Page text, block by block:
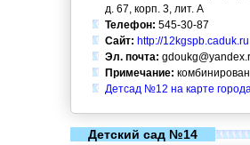
д. 67, корп. 3, лит. А
Телефон: 545-30-87
Сайт: http://12kgspb.caduk.ru
Эл. почта:
Примечание:
Детсад №12 на карте
Детский сад №14